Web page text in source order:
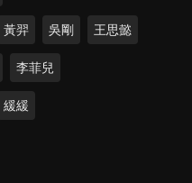
黃羿 吳剛 王思懿
李菲兒
緩緩